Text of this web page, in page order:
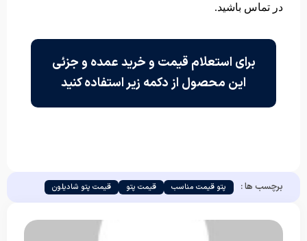
در تماس باشید.
برای استعلام قیمت و خرید عمده و جزئی
این محصول از دکمه زیر استفاده کنید
برچسب ها : پتو قیمت مناسب قیمت پتو قیمت پتو شادیلون